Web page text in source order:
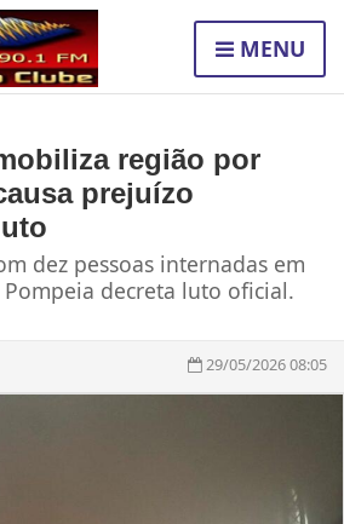
MENU
região por
prejuízo
dez pessoas internadas em
decreta luto oficial.
29/05/2026 08:05